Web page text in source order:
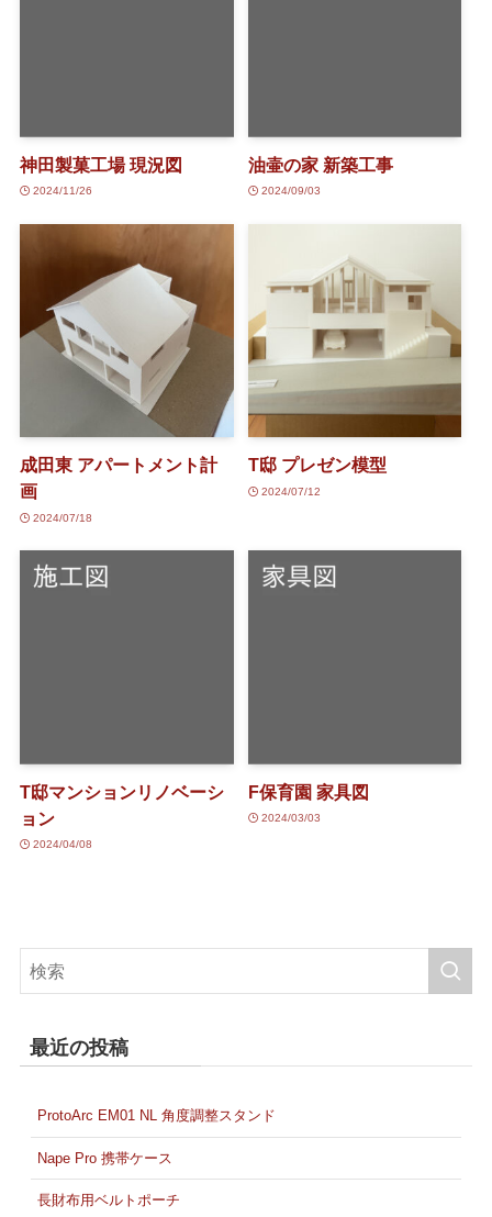
神田製菓工場 現況図
2024/11/26
油壷の家 新築工事
2024/09/03
成田東 アパートメント計
画
2024/07/18
T邸 プレゼン模型
2024/07/12
T邸マンションリノベーシ
ョン
2024/04/08
F保育園 家具図
2024/03/03
最近の投稿
ProtoArc EM01 NL 角度調整スタンド
Nape Pro 携帯ケース
長財布用ベルトポーチ